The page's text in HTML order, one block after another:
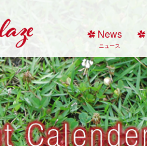
News
ニュース